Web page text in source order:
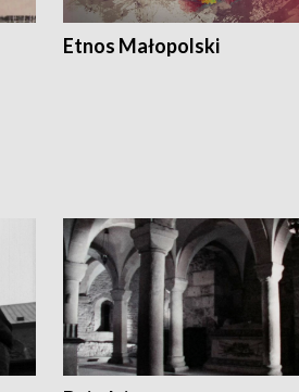
Etnos Małopolski